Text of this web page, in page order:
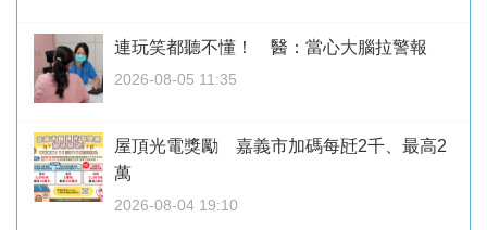
連玩笑都聽不懂！ 醫：當心大腦拉警報
2026-08-05 11:35
屋頂光電獎勵 嘉義市加碼每瓩2千、最高2
萬
2026-08-04 19:10